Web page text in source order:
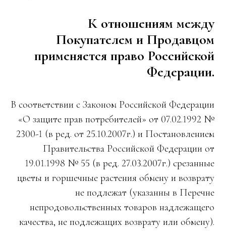
К отношениям между
Покупателем и Продавцом
применяется право Российской
Федерации.
В соответствии с Законом Российской Федерации
«О защите прав потребителей» от 07.02.1992 №
2300-1 (в ред. от 25.10.2007г.) и Постановлением
Правительства Российской Федерации от
19.01.1998 № 55 (в ред. 27.03.2007г.) срезанные
цветы и горшечные растения обмену и возврату
не подлежат (указанны в Перечне
непродовольственных товаров надлежащего
качества, не подлежащих возврату или обмену).